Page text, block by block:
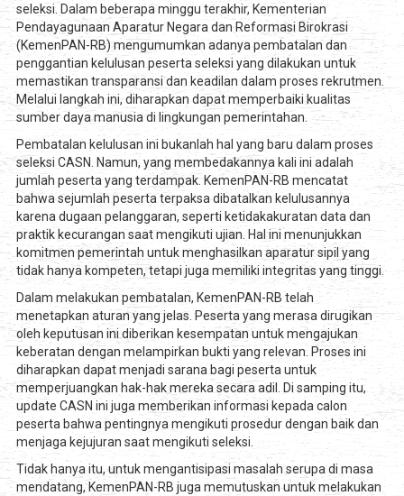
seleksi. Dalam beberapa minggu terakhir, Kementerian
Pendayagunaan Aparatur Negara dan Reformasi Birokrasi
(KemenPAN-RB) mengumumkan adanya pembatalan dan
penggantian kelulusan peserta seleksi yang dilakukan untuk
memastikan transparansi dan keadilan dalam proses rekrutmen.
Melalui langkah ini, diharapkan dapat memperbaiki kualitas
sumber daya manusia di lingkungan pemerintahan.
Pembatalan kelulusan ini bukanlah hal yang baru dalam proses
seleksi CASN. Namun, yang membedakannya kali ini adalah
jumlah peserta yang terdampak. KemenPAN-RB mencatat
bahwa sejumlah peserta terpaksa dibatalkan kelulusannya
karena dugaan pelanggaran, seperti ketidakakuratan data dan
praktik kecurangan saat mengikuti ujian. Hal ini menunjukkan
komitmen pemerintah untuk menghasilkan aparatur sipil yang
tidak hanya kompeten, tetapi juga memiliki integritas yang tinggi.
Dalam melakukan pembatalan, KemenPAN-RB telah
menetapkan aturan yang jelas. Peserta yang merasa dirugikan
oleh keputusan ini diberikan kesempatan untuk mengajukan
keberatan dengan melampirkan bukti yang relevan. Proses ini
diharapkan dapat menjadi sarana bagi peserta untuk
memperjuangkan hak-hak mereka secara adil. Di samping itu,
update CASN ini juga memberikan informasi kepada calon
peserta bahwa pentingnya mengikuti prosedur dengan baik dan
menjaga kejujuran saat mengikuti seleksi.
Tidak hanya itu, untuk mengantisipasi masalah serupa di masa
mendatang, KemenPAN-RB juga memutuskan untuk melakukan